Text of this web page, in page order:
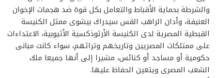
والشرطة بحماية الأقباط والتعامل بكل قوة ضد هجمات الإخوان
العنيفة‮، وأدان الراهب القس سيدراك بيشوى ممثل الكنيسة
القبطية المصرية لدى الكنيسة الأرثوذكسية الأثيوبية،‮ ‬الاعتداءات
على ممتلكات المصريين وتاريخهم وتراثهم،‮ ‬سواء كانت مبانى
حكومية أو مساجد أو كنائس،‮ ‬مشيرا إلى أنها جميعا ملك
الشعب المصرى ويتعين الحفاظ عليها‮.‬